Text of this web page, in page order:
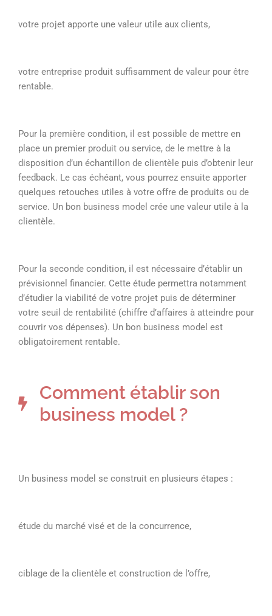
votre projet apporte une valeur utile aux clients,
votre entreprise produit suffisamment de valeur pour être
rentable.
Pour la première condition, il est possible de mettre en
place un premier produit ou service, de le mettre à la
disposition d’un échantillon de clientèle puis d’obtenir leur
feedback. Le cas échéant, vous pourrez ensuite apporter
quelques retouches utiles à votre offre de produits ou de
service. Un bon business model crée une valeur utile à la
clientèle.
Pour la seconde condition, il est nécessaire d’établir un
prévisionnel financier. Cette étude permettra notamment
d’étudier la viabilité de votre projet puis de déterminer
votre seuil de rentabilité (chiffre d’affaires à atteindre pour
couvrir vos dépenses). Un bon business model est
obligatoirement rentable.
Comment établir son
business model ?
Un business model se construit en plusieurs étapes :
étude du marché visé et de la concurrence,
ciblage de la clientèle et construction de l’offre,